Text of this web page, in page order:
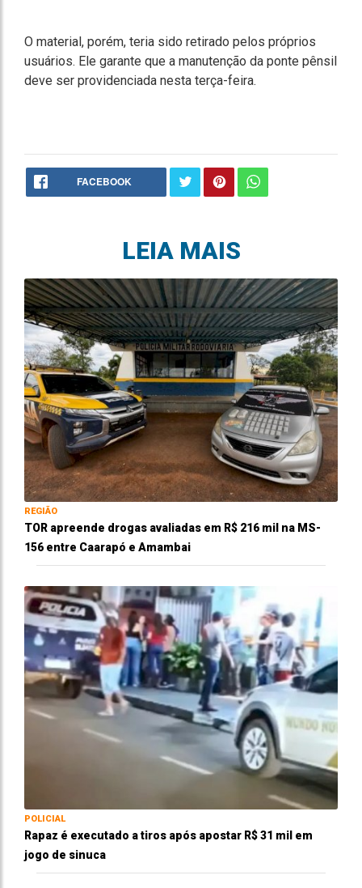
O material, porém, teria sido retirado pelos próprios
usuários. Ele garante que a manutenção da ponte pênsil
deve ser providenciada nesta terça-feira.
FACEBOOK
LEIA MAIS
REGIÃO
TOR apreende drogas avaliadas em R$ 216 mil na MS-
156 entre Caarapó e Amambai
POLICIAL
Rapaz é executado a tiros após apostar R$ 31 mil em
jogo de sinuca